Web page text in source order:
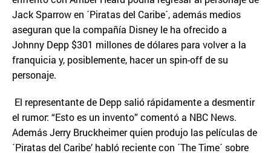
Jack Sparrow en ´Piratas del Caribe´, además medios
aseguran que la compañía Disney le ha ofrecido a
Johnny Depp $301 millones de dólares para volver a la
franquicia y, posiblemente, hacer un spin-off de su
personaje.
El representante de Depp salió rápidamente a desmentir
el rumor: “Esto es un invento” comentó a NBC News.
Además Jerry Bruckheimer quien produjo las películas de
´Piratas del Caribe’ habló reciente con ´The Time´ sobre